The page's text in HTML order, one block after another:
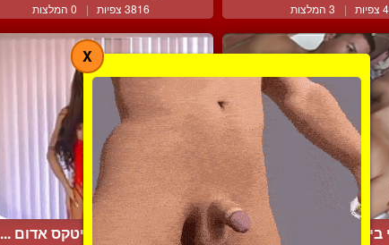
| 3 המלצות 3816 צפיות | 0 המלצות
ביצים וזין לפני ה... יפיופה בבגד לייטקס אדום ...
X